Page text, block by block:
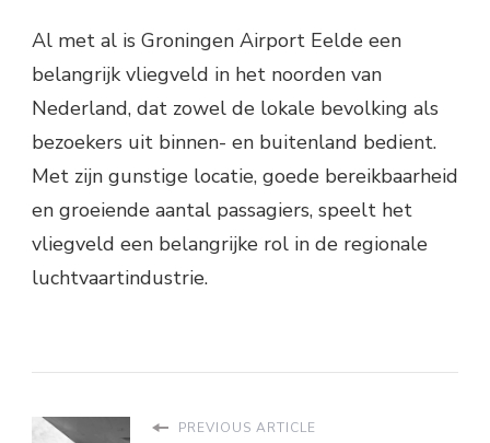
Al met al is Groningen Airport Eelde een
belangrijk vliegveld in het noorden van
Nederland, dat zowel de lokale bevolking als
bezoekers uit binnen- en buitenland bedient.
Met zijn gunstige locatie, goede bereikbaarheid
en groeiende aantal passagiers, speelt het
vliegveld een belangrijke rol in de regionale
luchtvaartindustrie.
PREVIOUS ARTICLE